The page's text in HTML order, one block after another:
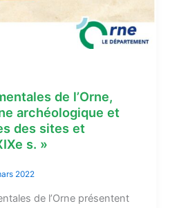
de l’Orne,
archéologique et
des sites et
s. »
2022
de l’Orne présentent